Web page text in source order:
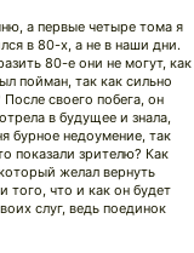
а первые четыре тома я
в 80-х, а не в наши дни.
80-е они не могут, как
пойман, так как сильно
своего побега, он
в будущее и знала,
бурное недоумение, так
показали зрителю? Как
желал вернуть
того, что и как он будет
слуг, ведь поединок